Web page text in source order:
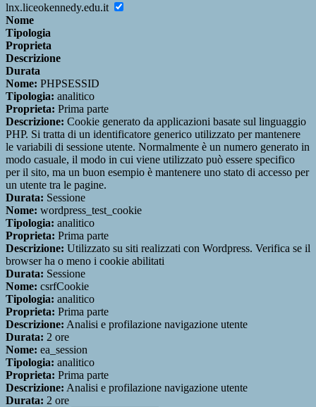
lnx.liceokennedy.edu.it
Nome
Tipologia
Proprieta
Descrizione
Durata
Nome: PHPSESSID
Tipologia: analitico
Proprieta: Prima parte
Descrizione: Cookie generato da applicazioni basate sul linguaggio
PHP. Si tratta di un identificatore generico utilizzato per mantenere
le variabili di sessione utente. Normalmente è un numero generato in
modo casuale, il modo in cui viene utilizzato può essere specifico
per il sito, ma un buon esempio è mantenere uno stato di accesso per
un utente tra le pagine.
Durata: Sessione
Nome: wordpress_test_cookie
Tipologia: analitico
Proprieta: Prima parte
Descrizione: Utilizzato su siti realizzati con Wordpress. Verifica se il
browser ha o meno i cookie abilitati
Durata: Sessione
Nome: csrfCookie
Tipologia: analitico
Proprieta: Prima parte
Descrizione: Analisi e profilazione navigazione utente
Durata: 2 ore
Nome: ea_session
Tipologia: analitico
Proprieta: Prima parte
Descrizione: Analisi e profilazione navigazione utente
Durata: 2 ore